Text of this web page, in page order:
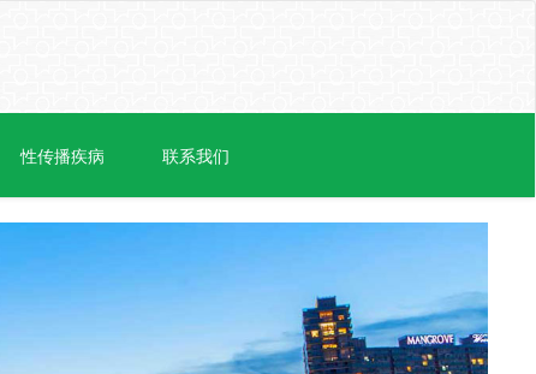
性传播疾病 联系我们